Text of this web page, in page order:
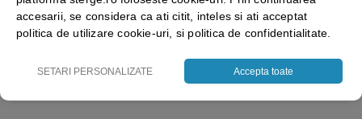
Vezi mai mult ⬇
accesarii, se considera ca ati citit, inteles si ati acceptat
politica de utilizare cookie-uri, si politica de confidentialitate.
SETARI PERSONALIZATE Accepta toate